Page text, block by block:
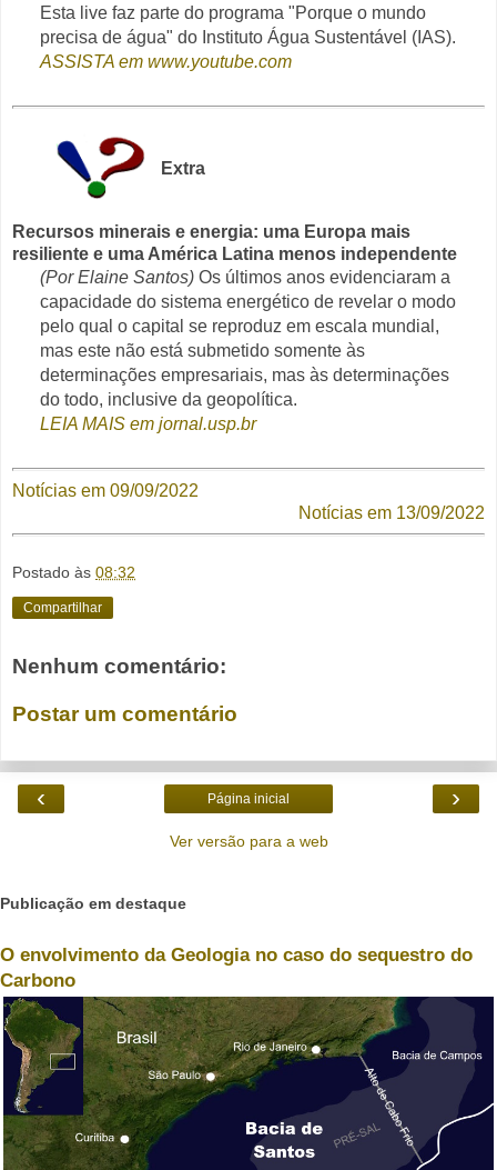
Esta live faz parte do programa "Porque o mundo
precisa de água" do Instituto Água Sustentável (IAS).
ASSISTA em www.youtube.com
Extra
Recursos minerais e energia: uma Europa mais
resiliente e uma América Latina menos independente
(Por Elaine Santos)Os últimos anos evidenciaram a
capacidade do sistema energético de revelar o modo
pelo qual o capital se reproduz em escala mundial,
mas este não está submetido somente às
determinações empresariais, mas às determinações
do todo, inclusive da geopolítica.
LEIA MAIS em jornal.usp.br
Notícias em 09/09/2022
Notícias em 13/09/2022
Postado às 08:32
Compartilhar
Nenhum comentário:
Postar um comentário
‹ ›
Página inicial
Ver versão para a web
Publicação em destaque
O envolvimento da Geologia no caso do sequestro do
Carbono